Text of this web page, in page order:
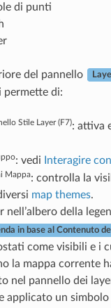
di punti
del pannello
di:
Stile Layer (F7): attiva
: vedi Interagire
Mappa: controlla la
map themes.
nell’albero della
in base al Contenuto
come visibili e i
la mappa corrente
nel pannello dei
applicato un